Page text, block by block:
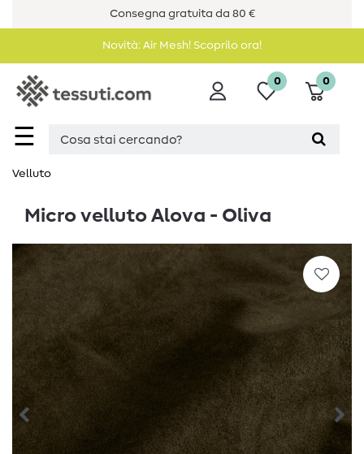
Consegna gratuita da 80 €
Novità: Air Mesh! Scoprilo ora!
☰
0 0
Velluto
Micro velluto Alova - Oliva